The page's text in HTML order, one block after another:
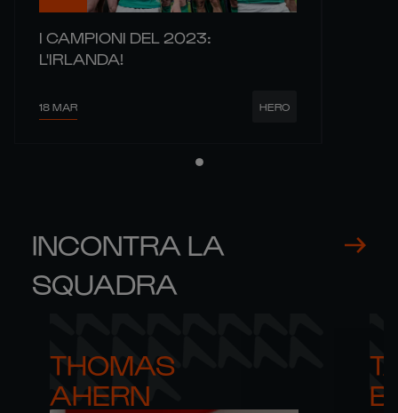
I CAMPIONI DEL 2023:
L'IRLANDA!
18 MAR HERO
INCONTRA LA
SQUADRA
THOMAS
AHERN